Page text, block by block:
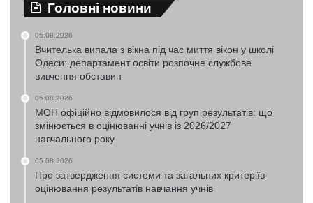
Головні новини
05.08.2026
Вчителька випала з вікна під час миття вікон у школі
Одеси: департамент освіти розпочне службове
вивчення обставин
05.08.2026
МОН офіційно відмовилося від груп результатів: що
змінюється в оцінюванні учнів із 2026/2027
навчального року
05.08.2026
Про затвердження системи та загальних критеріїв
оцінювання результатів навчання учнів